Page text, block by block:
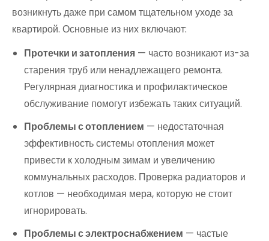
возникнуть даже при самом тщательном уходе за
квартирой. Основные из них включают:
Протечки и затопления — часто возникают из-за
старения труб или ненадлежащего ремонта.
Регулярная диагностика и профилактическое
обслуживание помогут избежать таких ситуаций.
Проблемы с отоплением — недостаточная
эффективность системы отопления может
привести к холодным зимам и увеличению
коммунальных расходов. Проверка радиаторов и
котлов — необходимая мера, которую не стоит
игнорировать.
Проблемы с электроснабжением — частые